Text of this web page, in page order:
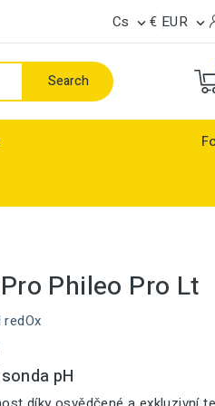
Cs € EUR 
Search
Phileo Pro Lt
pH